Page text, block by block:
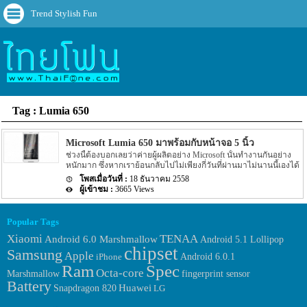
Trend Stylish Fun
Tag : Lumia 650
Microsoft Lumia 650 มาพร้อมกับหน้าจอ 5 นิ้ว
ช่วงนี้ต้องบอกเลยว่าค่ายผู้ผลิตอย่าง Microsoft นั้นทำงานกันอย่าง
หนักมาก ซึ่งหากเราย้อนกลับไปไม่เพียงกี่วันที่ผ่านมาไม่นานนี้เองได้
มีข่าวหลุดต่างๆ ของ Smartphone รุ่นใหม่ของทาง Microsoft อย่างรุ่น
Lumia 850 เอง โดยรายละเอียดดังกล่าวได้ระบุว่า Lumia 850 รุ่นใหม่นี้
จะมาพร้อมกับ Codenamed ชื่อเรียกว่า Honjo และ Lumia 850 Honjo นี้
จะมาพร้อมกับ Spec ของตัวเครื่องที่ไม่น้อยเลย อีกทั้งสีของตัวเครื่อง
รุ่น Microsoft Lumia 650 จากรูปเราจะสังเกตุได้ว่าลักษณะการ
ออกแบบของตัวเครื่อง Microsoft Lumia 650 นี้จะมีความคล้ายกับรุ่น
Microsoft Lumia 850 มาก อย่างไรก็ตามรายละเอียดของข่าวดังกล่าว
ยังได้ระบุรายละเอียด Spec ของ Microsoft Lumia 650 […]
18 ธันวาคม 2558
3665 Views
Popular Tags
XiaomiAndroid 6.0 MarshmallowTENAA Android 5.1 Lollipop
Samsung Apple iPhone chipsetAndroid 6.0.1
MarshmallowRamOcta-core Specfingerprint sensor
Battery Snapdragon 820 Huawei LG